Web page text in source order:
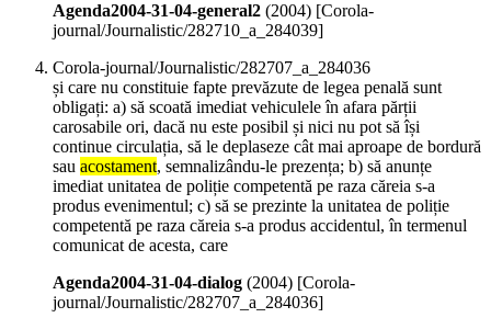
Agenda2004-31-04-general2 (2004) [Corola-
journal/Journalistic/282710_a_284039]
Corola-journal/Journalistic/282707_a_284036
și care nu constituie fapte prevăzute de legea penală sunt
obligați: a) să scoată imediat vehiculele în afara părții
carosabile ori, dacă nu este posibil și nici nu pot să își
continue circulația, să le deplaseze cât mai aproape de bordură
sau acostament, semnalizându-le prezența; b) să anunțe
imediat unitatea de poliție competentă pe raza căreia s-a
produs evenimentul; c) să se prezinte la unitatea de poliție
competentă pe raza căreia s-a produs accidentul, în termenul
comunicat de acesta, care
Agenda2004-31-04-dialog (2004) [Corola-
journal/Journalistic/282707_a_284036]